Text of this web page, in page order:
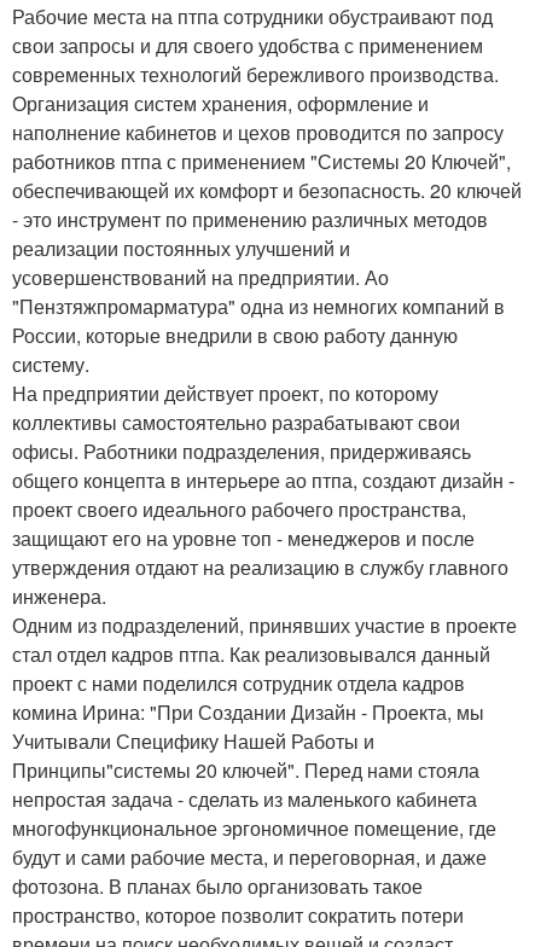
Рабочие места на птпа сотрудники обустраивают под
свои запросы и для своего удобства с применением
современных технологий бережливого производства.
Организация систем хранения, оформление и
наполнение кабинетов и цехов проводится по запросу
работников птпа с применением "Системы 20 Ключей",
обеспечивающей их комфорт и безопасность. 20 ключей
- это инструмент по применению различных методов
реализации постоянных улучшений и
усовершенствований на предприятии. Ао
"Пензтяжпромарматура" одна из немногих компаний в
России, которые внедрили в свою работу данную
систему.
На предприятии действует проект, по которому
коллективы самостоятельно разрабатывают свои
офисы. Работники подразделения, придерживаясь
общего концепта в интерьере ао птпа, создают дизайн -
проект своего идеального рабочего пространства,
защищают его на уровне топ - менеджеров и после
утверждения отдают на реализацию в службу главного
инженера.
Одним из подразделений, принявших участие в проекте
стал отдел кадров птпа. Как реализовывался данный
проект с нами поделился сотрудник отдела кадров
комина Ирина: "При Создании Дизайн - Проекта, мы
Учитывали Специфику Нашей Работы и
Принципы"системы 20 ключей". Перед нами стояла
непростая задача - сделать из маленького кабинета
многофункциональное эргономичное помещение, где
будут и сами рабочие места, и переговорная, и даже
фотозона. В планах было организовать такое
пространство, которое позволит сократить потери